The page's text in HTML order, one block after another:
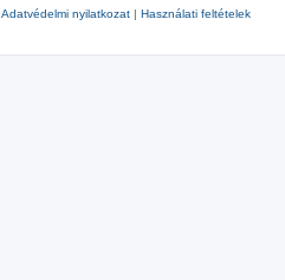
Adatvédelmi nyilatkozat| Használati feltételek